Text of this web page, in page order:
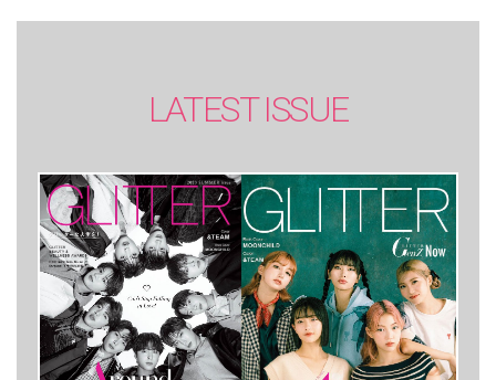
LATEST ISSUE